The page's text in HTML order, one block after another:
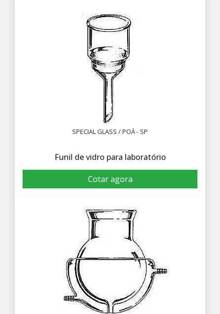
SPECIAL GLASS / POÁ - SP
Funil de vidro para laboratório
Cotar agora